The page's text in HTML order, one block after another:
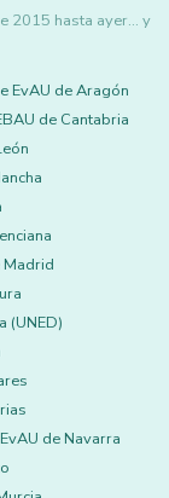
2015 hasta ayer... y
EvAU de Aragón
de Cantabria
Madrid
(UNED)
de Navarra